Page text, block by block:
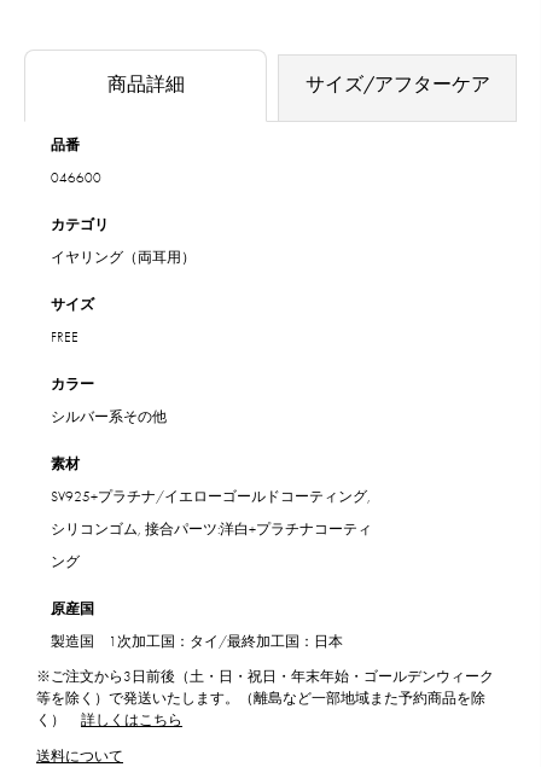
商品詳細 サイズ/アフターケア
品番
046600
カテゴリ
イヤリング（両耳用）
サイズ
FREE
カラー
シルバー系その他
素材
SV925+プラチナ/イエローゴールドコーティング,
シリコンゴム, 接合パーツ:洋白+プラチナコーティ
ング
原産国
製造国 1次加工国：タイ/最終加工国：日本
※ご注文から3日前後（土・日・祝日・年末年始・ゴールデンウィーク
等を除く）で発送いたします。（離島など一部地域また予約商品を除
く）
詳しくはこちら
送料について